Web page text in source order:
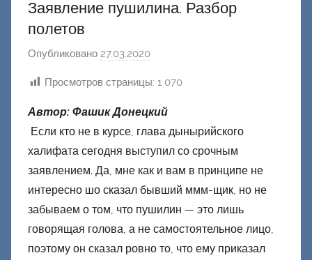
Заявление пушилина. Разбор
полетов
Опубликовано 27.03.2020
т
о
р
ш
и
к
Просмотров страницы: 1 070
Автор: Фашик Донецкий
Если кто не в курсе, глава дынырийского
халифата сегодня выступил со срочным
заявлением. Да, мне как и вам в принципе не
интересно шо сказал бывший ммм-щик, но не
забываем о том, что пушилин — это лишь
говорящая голова, а не самостоятельное лицо,
поэтому он сказал ровно то, что ему приказал